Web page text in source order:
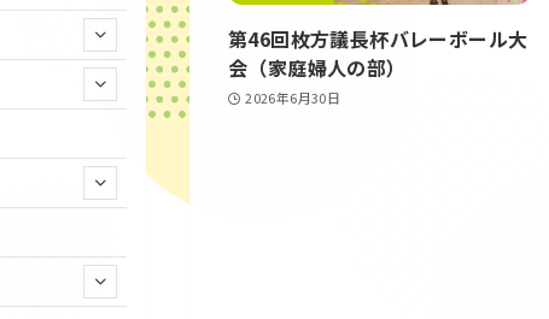
第46回枚方議長杯バレーボール大
会（家庭婦人の部）
2026年6月30日